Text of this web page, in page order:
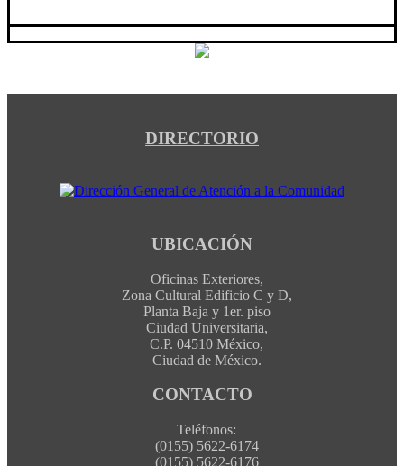
DIRECTORIO
UBICACIÓN
Oficinas Exteriores,
Zona Cultural Edificio C y D,
Planta Baja y 1er. piso
Ciudad Universitaria,
C.P. 04510 México,
Ciudad de México.
CONTACTO
Teléfonos:
(0155) 5622-6174
(0155) 5622-6176